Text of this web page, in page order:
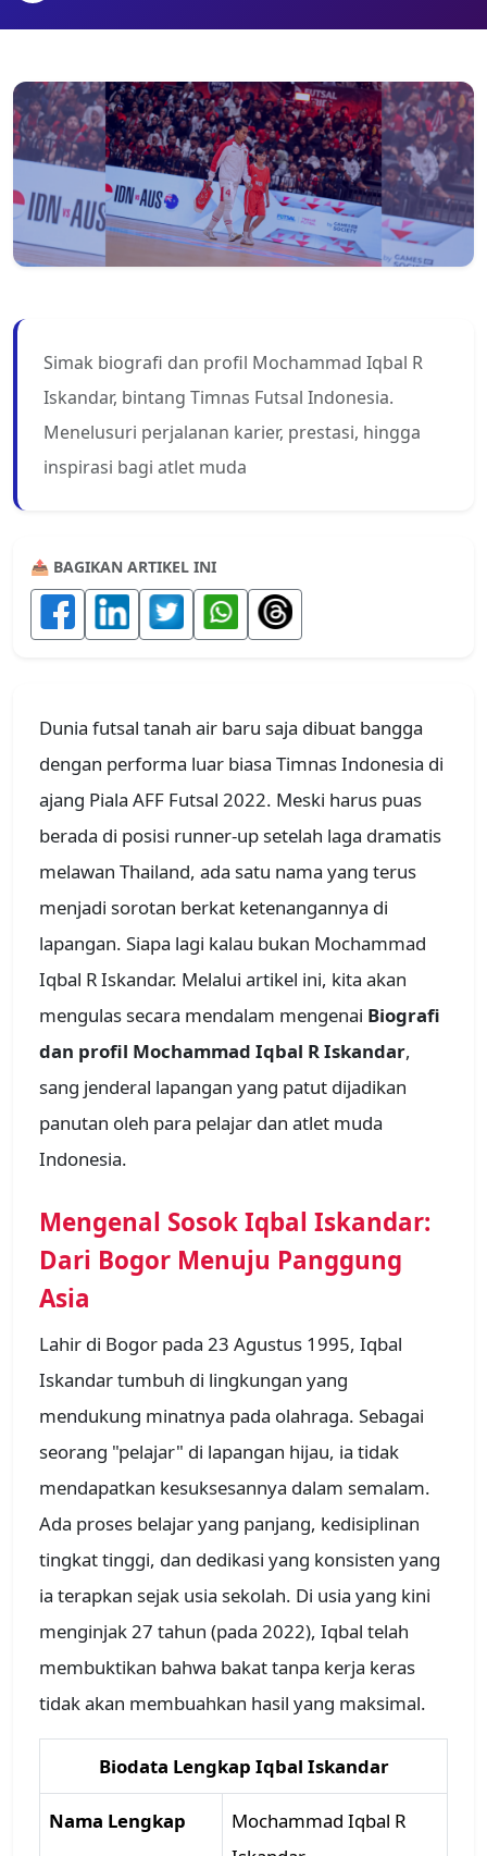
Simak biografi dan profil Mochammad Iqbal R
Iskandar, bintang Timnas Futsal Indonesia.
Menelusuri perjalanan karier, prestasi, hingga
inspirasi bagi atlet muda
📤 BAGIKAN ARTIKEL INI
Dunia futsal tanah air baru saja dibuat bangga
dengan performa luar biasa Timnas Indonesia di
ajang Piala AFF Futsal 2022. Meski harus puas
berada di posisi runner-up setelah laga dramatis
melawan Thailand, ada satu nama yang terus
menjadi sorotan berkat ketenangannya di
lapangan. Siapa lagi kalau bukan Mochammad
Iqbal R Iskandar. Melalui artikel ini, kita akan
mengulas secara mendalam mengenai Biografi
dan profil Mochammad Iqbal R Iskandar,
sang jenderal lapangan yang patut dijadikan
panutan oleh para pelajar dan atlet muda
Indonesia.
Mengenal Sosok Iqbal Iskandar:
Dari Bogor Menuju Panggung
Asia
Lahir di Bogor pada 23 Agustus 1995, Iqbal
Iskandar tumbuh di lingkungan yang
mendukung minatnya pada olahraga. Sebagai
seorang "pelajar" di lapangan hijau, ia tidak
mendapatkan kesuksesannya dalam semalam.
Ada proses belajar yang panjang, kedisiplinan
tingkat tinggi, dan dedikasi yang konsisten yang
ia terapkan sejak usia sekolah. Di usia yang kini
menginjak 27 tahun (pada 2022), Iqbal telah
membuktikan bahwa bakat tanpa kerja keras
tidak akan membuahkan hasil yang maksimal.
Biodata Lengkap Iqbal Iskandar
Nama Lengkap
Mochammad Iqbal R